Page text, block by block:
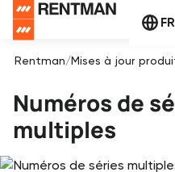
FR
Rentman/Mises à jour
Numéros de
multiples